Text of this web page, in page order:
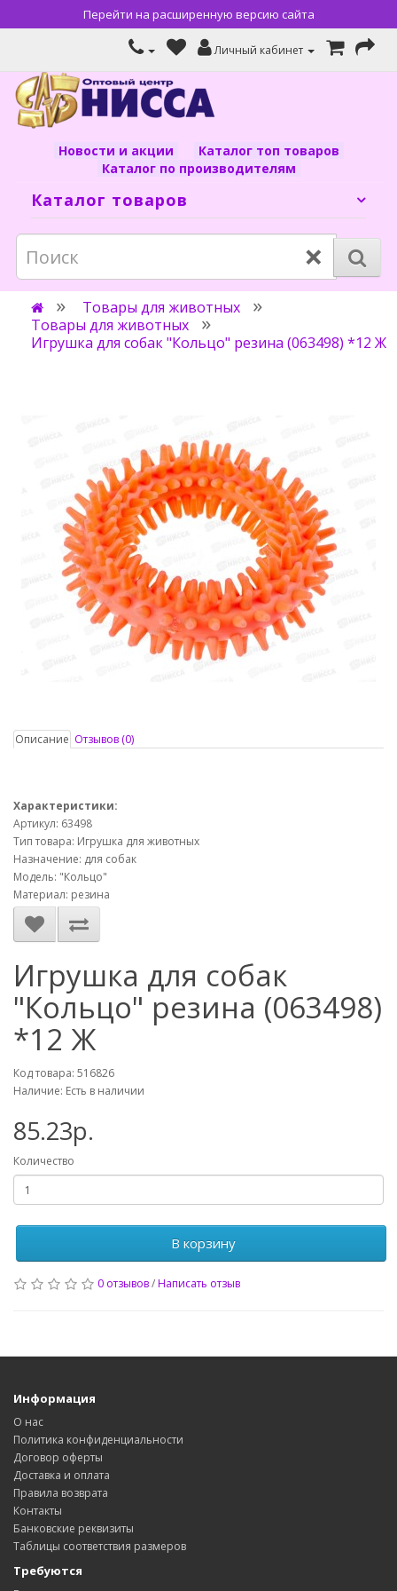
Перейти на расширенную версию сайта
Личный кабинет
Новости и акции
Каталог топ товаров
Каталог по производителям
Каталог товаров
×
Товары для животных
Товары для животных
Игрушка для собак "Кольцо" резина (063498) *12 Ж
Описание Отзывов (0)
Характеристики:
Артикул: 63498
Тип товара: Игрушка для животных
Назначение: для собак
Модель: "Кольцо"
Материал: резина
Игрушка для собак
"Кольцо" резина (063498)
*12 Ж
Код товара: 516826
Наличие: Есть в наличии
85.23р.
Количество
В корзину
0 отзывов/Написать отзыв
Информация
О нас
Политика конфиденциальности
Договор оферты
Доставка и оплата
Правила возврата
Контакты
Банковские реквизиты
Таблицы соответствия размеров
Требуются